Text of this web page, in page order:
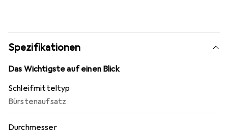
Spezifikationen
Das Wichtigste auf einen Blick
Schleifmitteltyp
Bürstenaufsatz
Durchmesser